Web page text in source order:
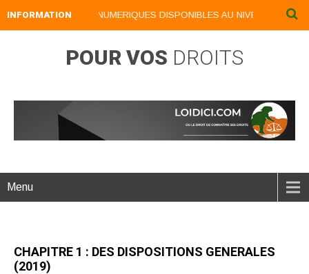
INFORMATION
NOS LIVRES NUMERIQUES DISPONIBLES AU NIVEAU DU
POUR VOS DROITS
Menu
CHAPITRE 1 : DES DISPOSITIONS GENERALES
(2019)